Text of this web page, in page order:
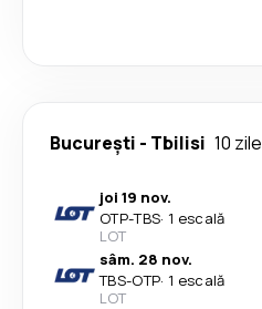
București - Tbilisi 10 zile
joi 19 nov.
OTP-TBS· 1 escală
LOT
sâm. 28 nov.
TBS-OTP· 1 escală
LOT